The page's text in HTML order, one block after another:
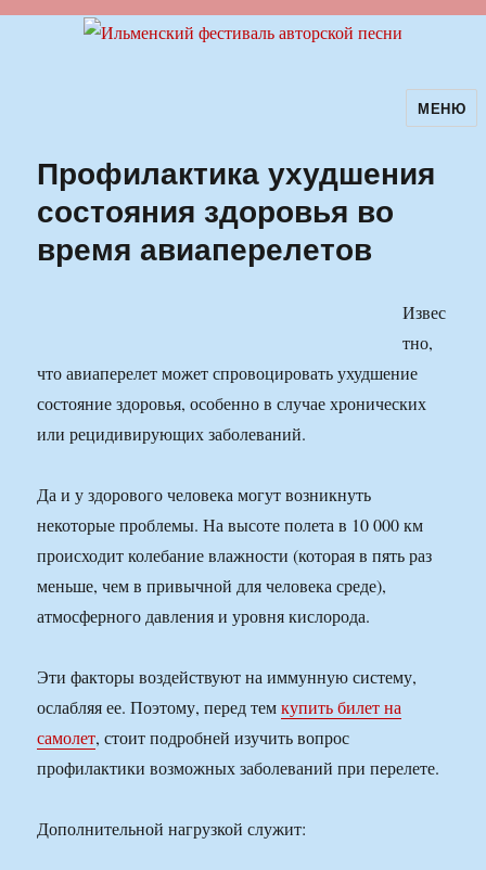
Ильменский фестиваль авторскойМЕНЮ
Профилактика ухудшения
состояния здоровья во
время авиаперелетов
Извес
тно,
что авиаперелет может спровоцировать ухудшение
состояние здоровья, особенно в случае хронических
или рецидивирующих заболеваний.
Да и у здорового человека могут возникнуть
некоторые проблемы. На высоте полета в 10 000 км
происходит колебание влажности (которая в пять раз
меньше, чем в привычной для человека среде),
атмосферного давления и уровня кислорода.
Эти факторы воздействуют на иммунную систему,
ослабляя ее. Поэтому, перед темкупить билет на
самолет, стоит подробней изучить вопрос
профилактики возможных заболеваний при перелете.
Дополнительной нагрузкой служит: